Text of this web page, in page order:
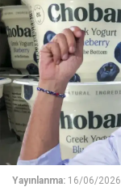
Yayınlanma: 16/06/